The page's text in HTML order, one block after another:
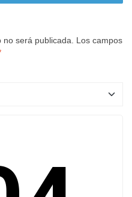
no será publicada. Los campos